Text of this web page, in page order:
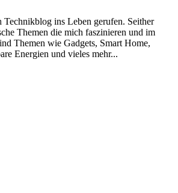
ins Leben gerufen. Seither
Themen die mich faszinieren und im
Themen wie Gadgets, Smart Home,
Energien und vieles mehr...